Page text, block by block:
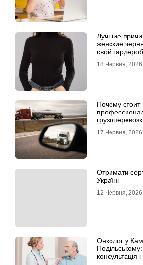
Лучшие
женские
свой гардероб
18 Червня, 2026
Почему стоит
17 Червня, 2026
Отримати
Україні
12 Червня, 2026
Онколог у
консультація